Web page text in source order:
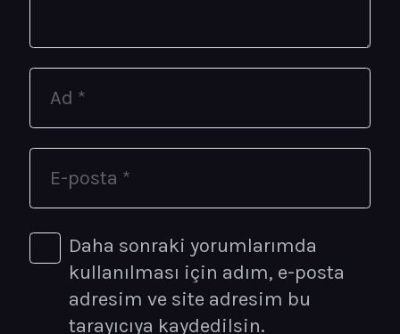
Daha sonraki yorumlarımda
kullanılması için adım, e-posta
adresim ve site adresim bu
tarayıcıya kaydedilsin.